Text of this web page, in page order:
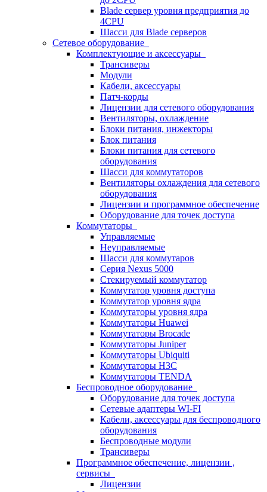
Blade сервер уровня предприятия до
4CPU
Шасси для Blade серверов
Сетевое оборудование
Комплектующие и аксессуары
Трансиверы
Модули
Кабели, аксессуары
Патч-корды
Лицензии для сетевого оборудования
Вентиляторы, охлаждение
Блоки питания, инжекторы
Блок питания
Блоки питания для сетевого
оборудования
Шасси для коммутаторов
Вентиляторы охлаждения для сетевого
оборудования
Лицензии и программное обеспечение
Оборудование для точек доступа
Коммутаторы
Управляемые
Неуправляемые
Шасси для коммутаров
Серия Nexus 5000
Стекируемый коммутатор
Коммутатор уровня доступа
Коммутатор уровня ядра
Коммутаторы уровня ядра
Коммутаторы Huawei
Коммутаторы Brocade
Коммутаторы Juniper
Коммутаторы Ubiquiti
Коммутаторы H3C
Коммутаторы TENDA
Беспроводное оборудование
Оборудование для точек доступа
Сетевые адаптеры WI-FI
Кабели, аксессуары для беспроводного
оборудования
Беспроводные модули
Трансиверы
Программное обеспечение, лицензии ,
сервисы
Лицензии